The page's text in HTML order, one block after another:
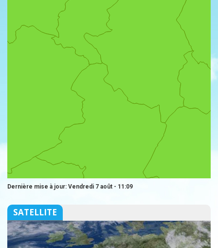
Dernière mise à jour: Vendredi 7 août - 11:09
SATELLITE